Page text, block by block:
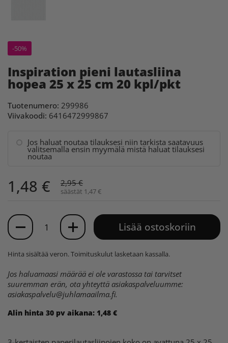
-50%
Inspiration pieni lautasliina
hopea 25 x 25 cm 20 kpl/pkt
Tuotenumero: 299986
Viivakoodi: 6416472999867
Jos haluat noutaa tilauksesi niin tarkista saatavuus
valitsemalla ensin myymälä mistä haluat tilauksesi
noutaa
1,48 € 2,95 €
säästät 1,47 €
Määrä
Lisää ostoskoriin
Hinta sisältää veron.Toimituskulut lasketaan kassalla.
Jos haluamaasi määrää ei ole varastossa tai tarvitset
suuremman erän, ota yhteyttä asiakaspalveluumme:
asiakaspalvelu@juhlamaailma.fi.
Alin hinta 30 pv aikana: 1,48 €